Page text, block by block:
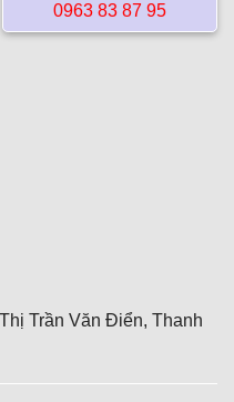
0963 83 87 95
Trần Văn Điển, Thanh